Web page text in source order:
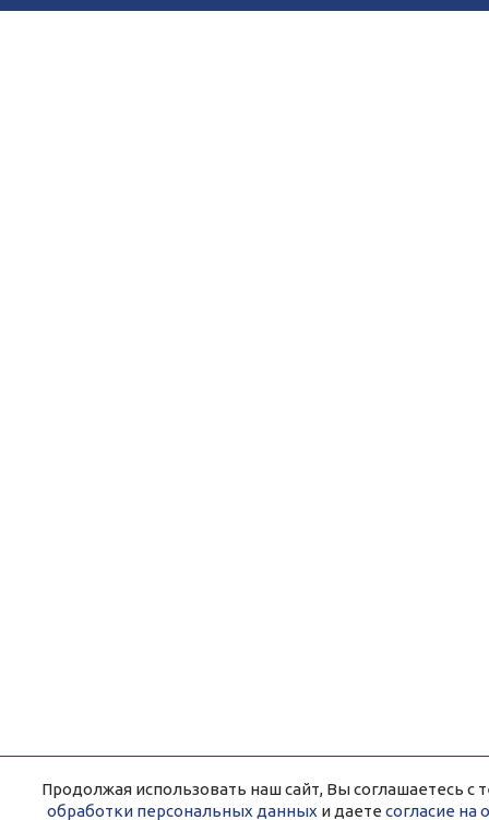
Продолжая использовать наш сайт, Вы соглашаетесь с
обработки персональных данных и даете согласие на